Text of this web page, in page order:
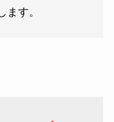
ます。